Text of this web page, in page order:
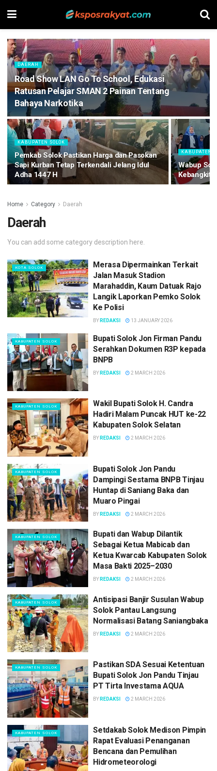
DAERAH
Road Show LAN Go To School, Edukasi
Ratusan Pelajar SMAN 2 Painan Tentang
Bahaya Narkotika
KABUPATEN SOLOK
Pemkab Solok Pastikan Harga dan Pasokan
Sapi Kurban Tetap Terkendali Jelang Idul
Adha 1447 H
KABUPATEN
Wabup
Home Category Daerah
Daerah
You can add some category description here.
KOTA SOLOK
Merasa Dipermainkan Terkait
Jalan Masuk Stadion
Marahaddin, Kaum Datuak Rajo
Langik Laporkan Pemko Solok
Ke Polisi
BY REDAKSI 13 JANUARY 2026
KABUPATEN SOLOK
Bupati Solok Jon Firman Pandu
Serahkan Dokumen R3P kepada
BNPB
BY REDAKSI 2 MARCH 2026
KABUPATEN SOLOK
Wakil Bupati Solok H. Candra
Hadiri Malam Puncak HUT ke-22
Kabupaten Solok Selatan
BY REDAKSI 2 MARCH 2026
KABUPATEN SOLOK
Bupati Solok Jon Pandu
Dampingi Sestama BNPB Tinjau
Huntap di Saniang Baka dan
Muaro Pingai
BY REDAKSI 2 MARCH 2026
KABUPATEN SOLOK
Bupati dan Wabup Dilantik
Sebagai Ketua Mabicab dan
Ketua Kwarcab Kabupaten Solok
Masa Bakti 2025–2030
BY REDAKSI 2 MARCH 2026
KABUPATEN SOLOK
Antisipasi Banjir Susulan Wabup
Solok Pantau Langsung
Normalisasi Batang Saniangbaka
BY REDAKSI 2 MARCH 2026
KABUPATEN SOLOK
Pastikan SDA Sesuai Ketentuan
Bupati Solok Jon Pandu Tinjau
PT Tirta Investama AQUA
BY REDAKSI 2 MARCH 2026
KABUPATEN SOLOK
Setdakab Solok Medison Pimpin
Rapat Evaluasi Penanganan
Bencana dan Pemulihan
Hidrometeorologi